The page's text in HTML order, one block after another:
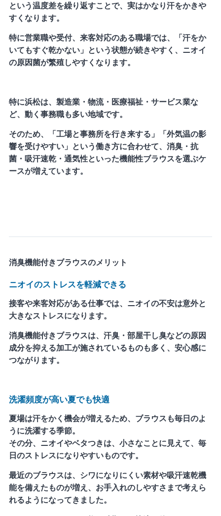
という温度差を繰り返すことで、実はかなり汗をかきや
すくなります。
特に営業職や受付、来客対応のある職場では、「汗をか
いてもすぐ乾かない」という状態が続きやすく、ニオイ
の原因菌が繁殖しやすくなります。
特に浜松は、製造業・物流・医療福祉・サービス業な
ど、動く事務職も多い地域です。
そのため、「工場と事務所を行き来する」「外気温の影
響を受けやすい」という働き方に合わせて、消臭・抗
菌・吸汗速乾・通気性といった機能性ブラウスを選ぶケ
ースが増えています。
消臭機能付きブラウスのメリット
ニオイのストレスを軽減できる
接客や来客対応がある仕事では、ニオイの不安は意外と
大きなストレスになります。
消臭機能付きブラウスは、汗臭・部屋干し臭などの原因
成分を抑える加工が施されているものも多く、安心感に
つながります。
洗濯頻度が高い夏でも快適
夏場は汗をかく機会が増えるため、ブラウスも毎日のよ
うに洗濯する季節。
その分、ニオイやベタつきは、小さなことに見えて、毎
日のストレスになりやすいものです。
最近のブラウスは、シワになりにくい素材や吸汗速乾機
能を備えたものが増え、お手入れのしやすさまで考えら
れるようになってきました。